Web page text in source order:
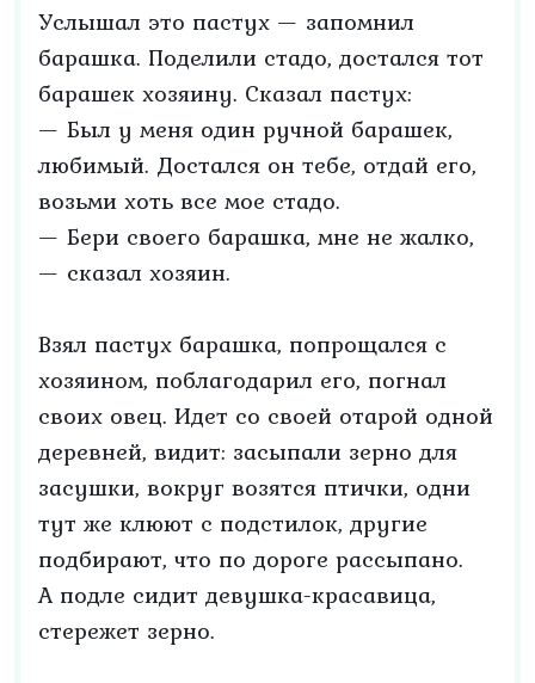
Услышал это пастух — запомнил
барашка. Поделили стадо, достался тот
барашек хозяину. Сказал пастух:
— Был у меня один ручной барашек,
любимый. Достался он тебе, отдай его,
возьми хоть все мое стадо.
— Бери своего барашка, мне не жалко,
— сказал хозяин.
Взял пастух барашка, попрощался с
хозяином, поблагодарил его, погнал
своих овец. Идет со своей отарой одной
деревней, видит: засыпали зерно для
засушки, вокруг возятся птички, одни
тут же клюют с подстилок, другие
подбирают, что по дороге рассыпано.
А подле сидит девушка-красавица,
стережет зерно.